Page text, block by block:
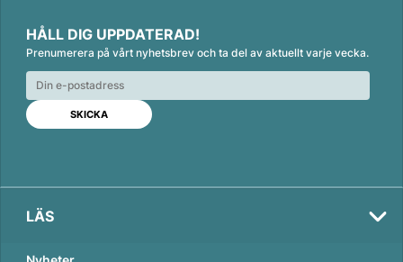
n
k
e
d
n
c
e
b
o
o
k
a
i
l
HÅLL DIG UPPDATERAD!
Prenumerera på vårt nyhetsbrev och ta del av aktuellt varje vecka.
LÄS